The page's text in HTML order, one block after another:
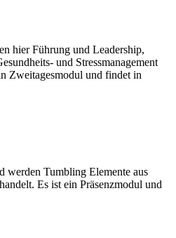
hier Führung und Leadership,
und Stressmanagement
Zweitagesmodul und findet in
Tumbling Elemente aus
Es ist ein Präsenzmodul und